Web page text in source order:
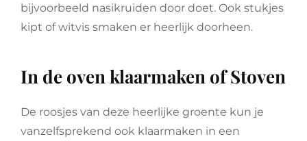
bijvoorbeeld nasikruiden door doet. Ook stukjes
kipt of witvis smaken er heerlijk doorheen.
In de oven klaarmaken of Stoven
De roosjes van deze heerlijke groente kun je
vanzelfsprekend ook klaarmaken in een